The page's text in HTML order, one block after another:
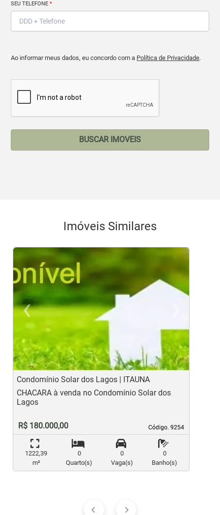
SEU TELEFONE*
Ao informar meus dados, eu concordo com a Política de Privacidade.
BUSCAR IMOVEIS
Imóveis Similares
‹
Previous
Condomínio Solar dos Lagos | ITAUNA
Código. 9254
Código. 9254
CHACARA à venda no Condomínio Solar dos
Lagos
R$ 180.000,00
1222,39
m²
0
Quarto(s)
0
Vaga(s)
0
Banho(s)